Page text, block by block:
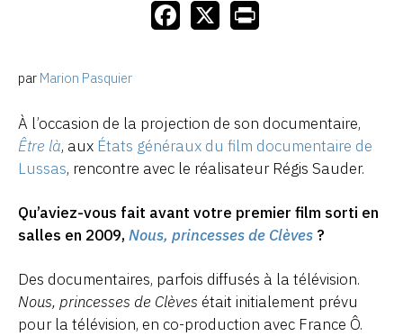
par Marion Pasquier
À l’occasion de la projection de son documentaire,
Être là, aux États généraux du film documentaire de
Lussas, rencontre avec le réalisateur Régis Sauder.
Qu’aviez-vous fait avant votre premier film sorti en
salles en 2009, Nous, princesses de Clèves ?
Des documentaires, parfois diffusés à la télévision.
Nous, princesses de Clèves était initialement prévu
pour la télévision, en co-production avec France Ô.